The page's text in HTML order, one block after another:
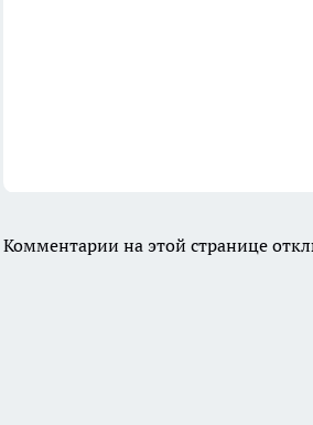
Комментарии на этой странице